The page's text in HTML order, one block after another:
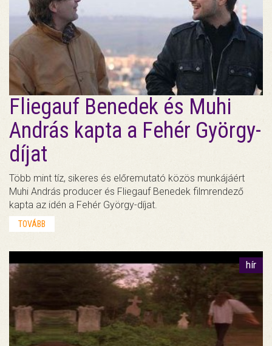
Fliegauf Benedek és Muhi
András kapta a Fehér György-
díjat
Több mint tíz, sikeres és előremutató közös munkájáért
Muhi András producer és Fliegauf Benedek filmrendező
kapta az idén a Fehér György-díjat.
TOVÁBB
hír